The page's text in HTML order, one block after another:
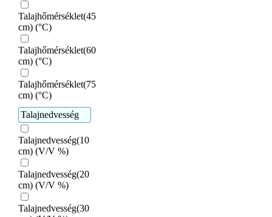
Talajhőmérséklet(45
cm) (°C)
Talajhőmérséklet(60
cm) (°C)
Talajhőmérséklet(75
cm) (°C)
Talajnedvesség
Talajnedvesség(10
cm) (V/V %)
Talajnedvesség(20
cm) (V/V %)
Talajnedvesség(30